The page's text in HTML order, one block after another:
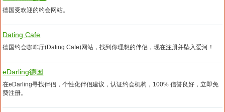
德国受欢迎的约会网站。
Dating Cafe
德国约会咖啡厅(Dating Cafe)网站，找到你理想的伴侣，现在注册并坠入爱河！
eDarling德国
在eDarling寻找伴侣，个性化伴侣建议，认证约会机构，100% 信誉良好，立即免
费注册。